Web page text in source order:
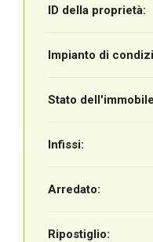
ID della proprietà:
Impianto di
Stato
Infissi:
Arredato:
Ripostiglio: